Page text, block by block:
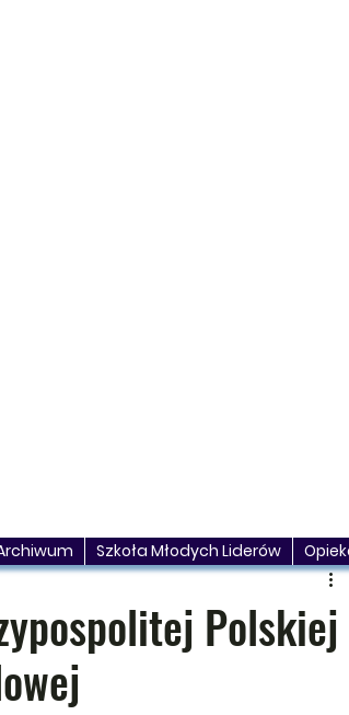
Polskiej
Szkoła Młodych Liderów